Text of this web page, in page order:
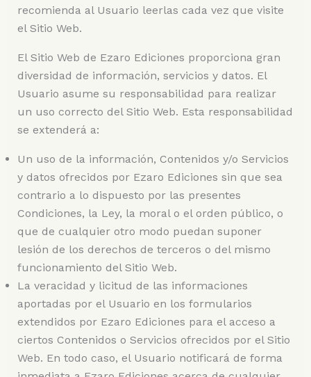
recomienda al Usuario leerlas cada vez que visite
el Sitio Web.
El Sitio Web de Ezaro Ediciones proporciona gran
diversidad de información, servicios y datos. El
Usuario asume su responsabilidad para realizar
un uso correcto del Sitio Web. Esta responsabilidad
se extenderá a:
Un uso de la información, Contenidos y/o Servicios
y datos ofrecidos por Ezaro Ediciones sin que sea
contrario a lo dispuesto por las presentes
Condiciones, la Ley, la moral o el orden público, o
que de cualquier otro modo puedan suponer
lesión de los derechos de terceros o del mismo
funcionamiento del Sitio Web.
La veracidad y licitud de las informaciones
aportadas por el Usuario en los formularios
extendidos por Ezaro Ediciones para el acceso a
ciertos Contenidos o Servicios ofrecidos por el Sitio
Web. En todo caso, el Usuario notificará de forma